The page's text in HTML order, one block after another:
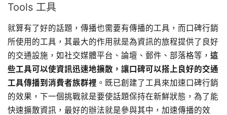
Tools 工具
就算有了好的話題，傳播也需要有傳播的工具，而口碑行銷
所使用的工具，其最大的作用就是為資訊的旅程提供了良好
的交通設施，如社交媒體平台、論壇、郵件、部落格等， 這
些工具可以使資訊迅速地擴散，讓口碑可以搭上良好的交通
工具傳播到消費者族群裡 。既已創建了工具來加速口碑行銷
的效果，下一個挑戰就是要使話題保持在新鮮狀態，為了能
快速擴散資訊，最好的辦法就是參與其中，加速傳播的效